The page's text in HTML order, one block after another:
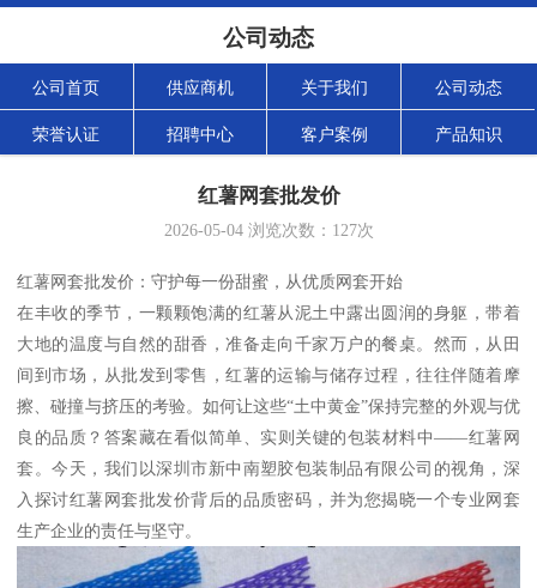
公司动态
公司首页 供应商机 关于我们 公司动态
荣誉认证 招聘中心 客户案例 产品知识
红薯网套批发价
2026-05-04浏览次数： 127次
红薯网套批发价：守护每一份甜蜜，从优质网套开始
在丰收的季节，一颗颗饱满的红薯从泥土中露出圆润的身躯，带着
大地的温度与自然的甜香，准备走向千家万户的餐桌。然而，从田
间到市场，从批发到零售，红薯的运输与储存过程，往往伴随着摩
擦、碰撞与挤压的考验。如何让这些“土中黄金”保持完整的外观与优
良的品质？答案藏在看似简单、实则关键的包装材料中——红薯网
套。今天，我们以深圳市新中南塑胶包装制品有限公司的视角，深
入探讨红薯网套批发价背后的品质密码，并为您揭晓一个专业网套
生产企业的责任与坚守。